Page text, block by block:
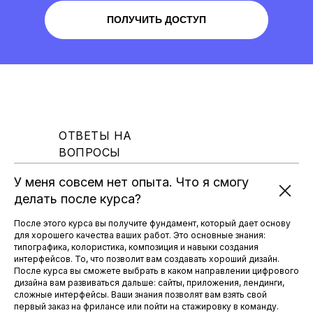
ПОЛУЧИТЬ ДОСТУП
ОТВЕТЫ НА
ВОПРОСЫ
У меня совсем нет опыта. Что я смогу
делать после курса?
После этого курса вы получите фундамент, который дает основу
для хорошего качества ваших работ. Это основные знания:
типографика, колористика, композиция и навыки создания
интерфейсов. То, что позволит вам создавать хороший дизайн.
После курса вы сможете выбрать в каком направлении цифрового
дизайна вам развиваться дальше: сайты, приложения, лендинги,
сложные интерфейсы. Ваши знания позволят вам взять свой
первый заказ на фрилансе или пойти на стажировку в команду.